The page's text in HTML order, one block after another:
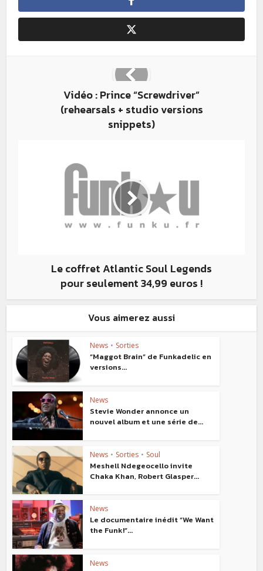
Vidéo : Prince “Screwdriver”
(rehearsals + studio versions
snippets)
Le coffret Atlantic Soul Legends
pour seulement 34,99 euros !
Vous aimerez aussi
News • Sorties
“Maggot Brain” de Funkadelic en
versions...
News
Stevie Wonder annonce un
nouvel album et une série de...
News • Sorties • Soul
Meshell Ndegeocello invite
Chaka Khan, Robert Glasper...
News
Le documentaire inédit “We Want
the Funk!”...
News